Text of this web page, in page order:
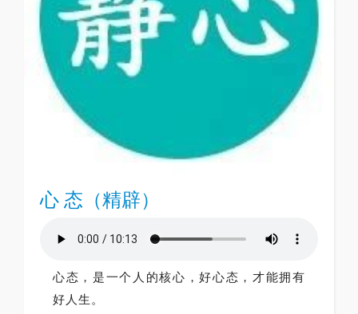
心 态（精辟）
心态，是一个人的核心，好心态，才能拥有
好人生。